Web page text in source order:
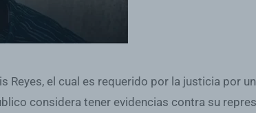
el cual es requerido por la justicia por
considera tener evidencias contra su